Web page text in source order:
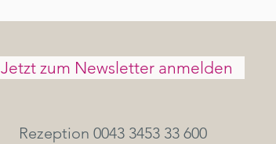
Jetzt zum Newsletter anmelden
Rezeption 0043 3453 33 600